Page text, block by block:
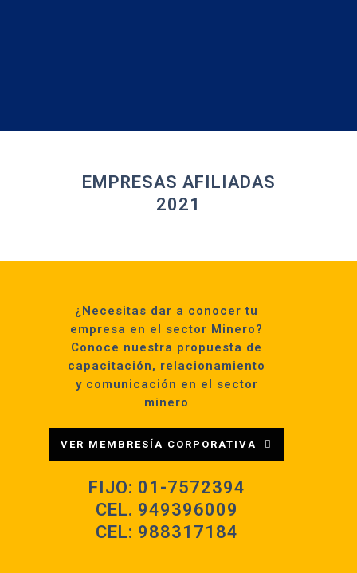
EMPRESAS AFILIADAS
2021
¿Necesitas dar a conocer tu
empresa en el sector Minero?
Conoce nuestra propuesta de
capacitación, relacionamiento
y comunicación en el sector
minero
VER MEMBRESÍA CORPORATIVA
FIJO: 01-7572394
CEL. 949396009​
CEL: 988317184​